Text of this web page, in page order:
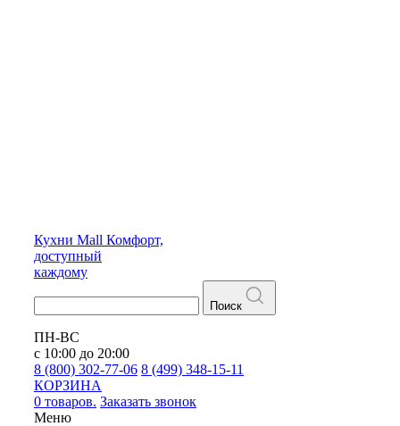
Кухни Mall Комфорт,
доступный
каждому
Поиск
ПН-ВС
с 10:00 до 20:00
8 (800) 302-77-06 8 (499) 348-15-11
КОРЗИНА
0 товаров. Заказать звонок
Меню